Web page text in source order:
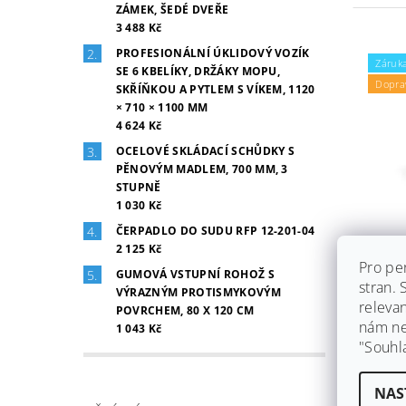
ZÁMEK, ŠEDÉ DVEŘE
3 488 Kč
PROFESIONÁLNÍ ÚKLIDOVÝ VOZÍK
SE 6 KBELÍKY, DRŽÁKY MOPU,
SKŘÍŇKOU A PYTLEM S VÍKEM, 1120
× 710 × 1100 MM
4 624 Kč
OCELOVÉ SKLÁDACÍ SCHŮDKY S
PĚNOVÝM MADLEM, 700 MM, 3
STUPNĚ
1 030 Kč
ČERPADLO DO SUDU RFP 12-201-04
2 125 Kč
GUMOVÁ VSTUPNÍ ROHOŽ S
VÝRAZNÝM PROTISMYKOVÝM
POVRCHEM, 80 X 120 CM
1 043 Kč
Šatní
mm,
RAL...
Pro
stran.
nám